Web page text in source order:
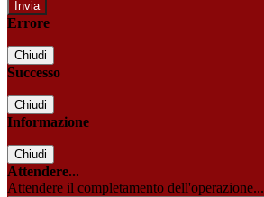
Errore
Chiudi
Successo
Chiudi
Informazione
Chiudi
Attendere...
Attendere il completamento dell'operazione...